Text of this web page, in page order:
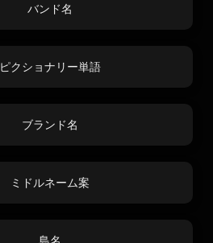
バンド名
ピクショナリー単語
ブランド名
ミドルネーム案